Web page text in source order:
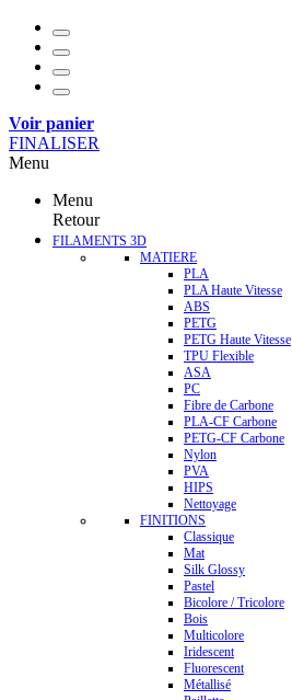
Voir panier
FINALISER
Menu
Menu
Retour
FILAMENTS 3D
MATIERE
PLA
PLA Haute Vitesse
ABS
PETG
PETG Haute Vitesse
TPU Flexible
ASA
PC
Fibre de Carbone
PLA-CF Carbone
PETG-CF Carbone
Nylon
PVA
HIPS
Nettoyage
FINITIONS
Classique
Mat
Silk Glossy
Pastel
Bicolore / Tricolore
Bois
Multicolore
Iridescent
Fluorescent
Métallisé